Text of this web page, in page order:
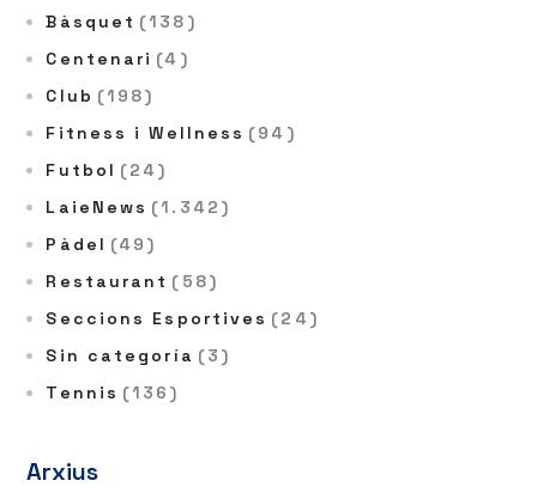
Bàsquet (138)
Centenari (4)
Club (198)
Fitness i Wellness (94)
Futbol (24)
LaieNews (1.342)
Pàdel (49)
Restaurant (58)
Seccions Esportives (24)
Sin categoría (3)
Tennis (136)
Arxius